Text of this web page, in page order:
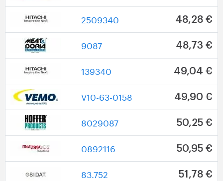
2509340 48,28 €
9087 48,73 €
139340 49,04 €
V10-63-0158 49,90 €
8029087 50,25 €
0892116 50,95 €
83.752 51,78 €